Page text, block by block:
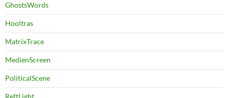
GhostsWords
Hooltras
MatrixTrace
MedienScreen
PoliticalScene
ReftLight